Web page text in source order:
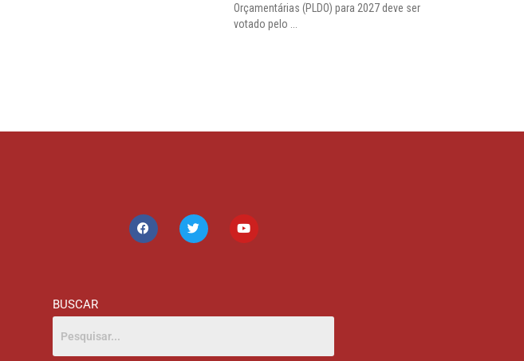
Orçamentárias (PLDO) para 2027 deve ser
votado pelo ...
BUSCAR